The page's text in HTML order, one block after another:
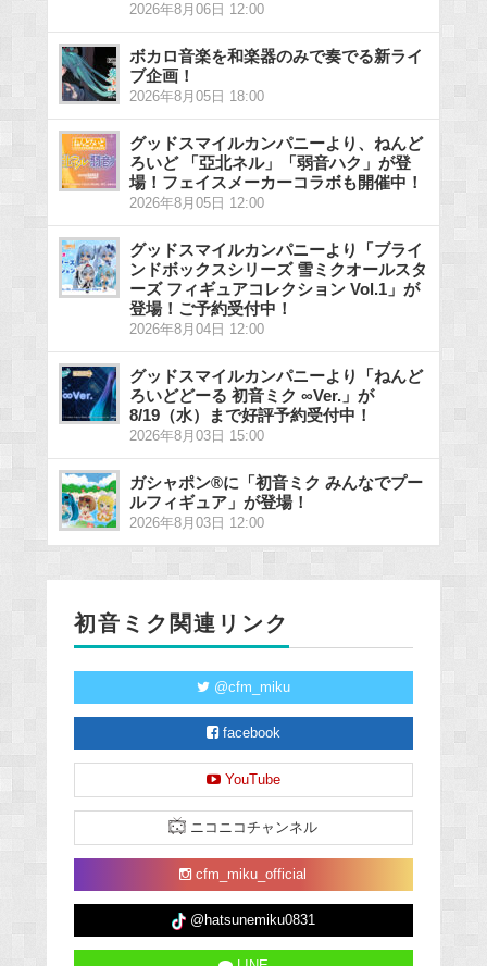
2026年8月06日 12:00
ボカロ音楽を和楽器のみで奏でる新ライ
ブ企画！
2026年8月05日 18:00
グッドスマイルカンパニーより、ねんど
ろいど 「亞北ネル」「弱音ハク」が登
場！フェイスメーカーコラボも開催中！
2026年8月05日 12:00
グッドスマイルカンパニーより「ブライ
ンドボックスシリーズ 雪ミクオールスタ
ーズ フィギュアコレクション Vol.1」が
登場！ご予約受付中！
2026年8月04日 12:00
グッドスマイルカンパニーより「ねんど
ろいどどーる 初音ミク ∞Ver.」が
8/19（水）まで好評予約受付中！
2026年8月03日 15:00
ガシャポン®に「初音ミク みんなでプー
ルフィギュア」が登場！
2026年8月03日 12:00
初音ミク関連リンク
@cfm_miku
facebook
YouTube
ニコニコチャンネル
cfm_miku_official
@hatsunemiku0831